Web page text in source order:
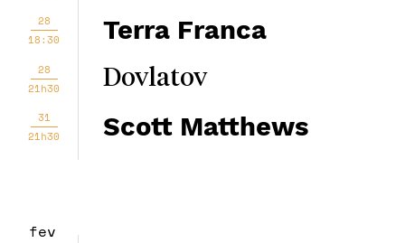
28
18:30
Terra Franca
28
21h30
Dovlatov
31
21h30
Scott Matthews
fev